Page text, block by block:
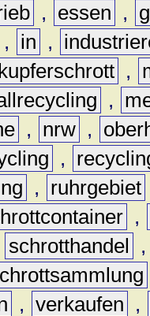
, essen ,
, in ,
,
,
, nrw ,
,
, ruhrgebiet
,
schrotthandel
, verkaufen
,